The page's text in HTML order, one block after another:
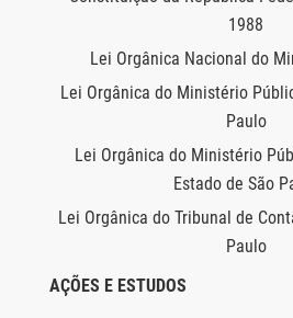
1988
Lei Orgânica Nacional do
Lei Orgânica do Ministério
Paulo
Lei Orgânica do Ministério
Estado de São
Lei Orgânica do Tribunal de
Paulo
AÇÕES E ESTUDOS